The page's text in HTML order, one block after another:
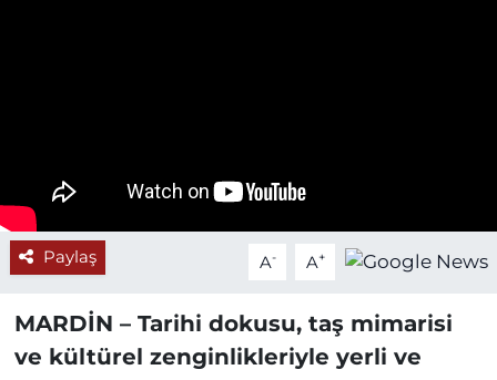
Paylaş A- A+
MARDİN – Tarihi dokusu, taş mimarisi
ve kültürel zenginlikleriyle yerli ve